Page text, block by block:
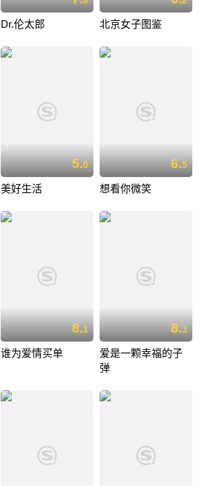
Dr.伦太郎 北京女子图鉴
5.0
美好生活
6.5
想看你微笑
8.1
谁为爱情买单
8.3
爱是一颗幸福的子
弹